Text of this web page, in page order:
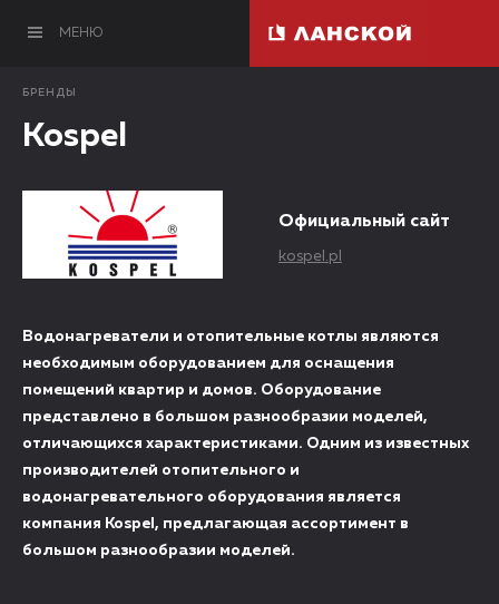
МЕНЮ
БРЕНДЫ
Kospel
Официальный сайт
kospel.pl
Водонагреватели и отопительные котлы являются
необходимым оборудованием для оснащения
помещений квартир и домов. Оборудование
представлено в большом разнообразии моделей,
отличающихся характеристиками. Одним из известных
производителей отопительного и
водонагревательного оборудования является
компания Kospel, предлагающая ассортимент в
большом разнообразии моделей.